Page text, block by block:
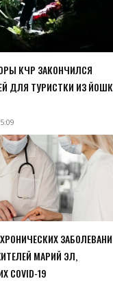
КЧР ЗАКОНЧИЛСЯ
ДЛЯ ТУРИСТКИ ИЗ
МАРИЙ ЭЛ,
COVID-19